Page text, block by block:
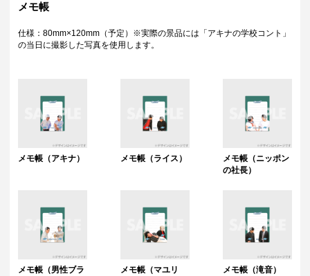
メモ帳
仕様：80mm×120mm（予定）※実際の景品には「アキナの学校コント」
の当日に撮影した写真を使用します。
メモ帳（アキナ） メモ帳（ライス）
メモ帳（ニッポン
の社長）
メモ帳（男性ブラ
メモ帳（マユリ
メモ帳（滝音）